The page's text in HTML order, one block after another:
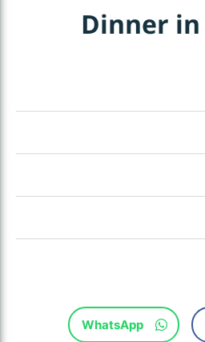
WhatsApp